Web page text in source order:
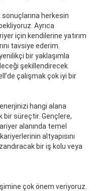
herkesin
Ayrıca
için kendilerine yatırım
tavsiye ederim.
bir yaklaşımla
şekillendirecek
çalışmak çok iyi bir
hangi alana
bir süreçtir. Gençlere,
alanında temel
altyapısını
bir iş kolu veya
çok önem veriyoruz.